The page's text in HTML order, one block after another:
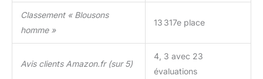
Classement « Blousons
homme »
13 317e place
Avis clients Amazon.fr (sur 5)
4, 3 avec 23
évaluations